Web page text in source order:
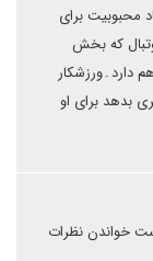
محبوبیت برای
که بخش
دارد۔ورزشکار
بدهد برای او
خواندن نظرات